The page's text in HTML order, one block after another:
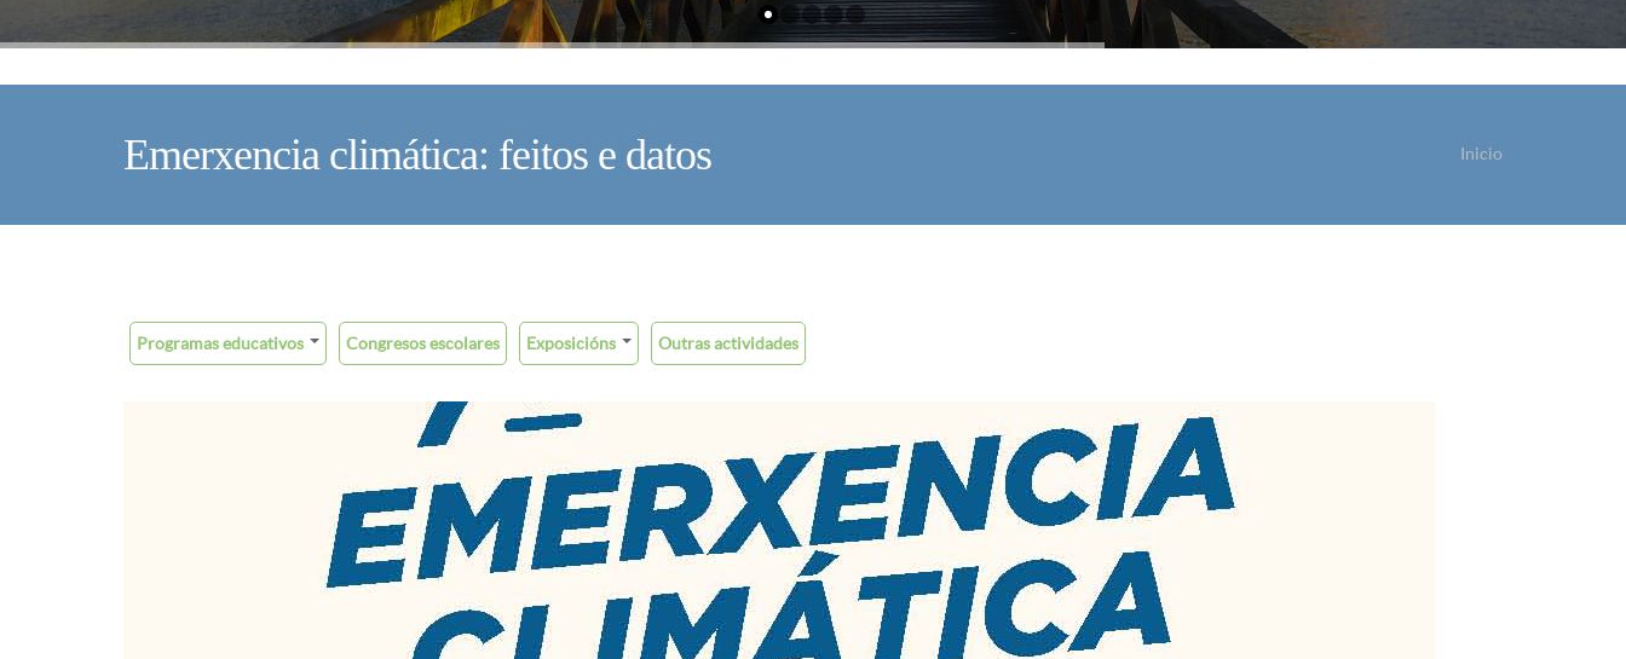
Emerxencia climática: feitos e datos Inicio
Programas educativos Congresos escolares Exposicións Outras actividades